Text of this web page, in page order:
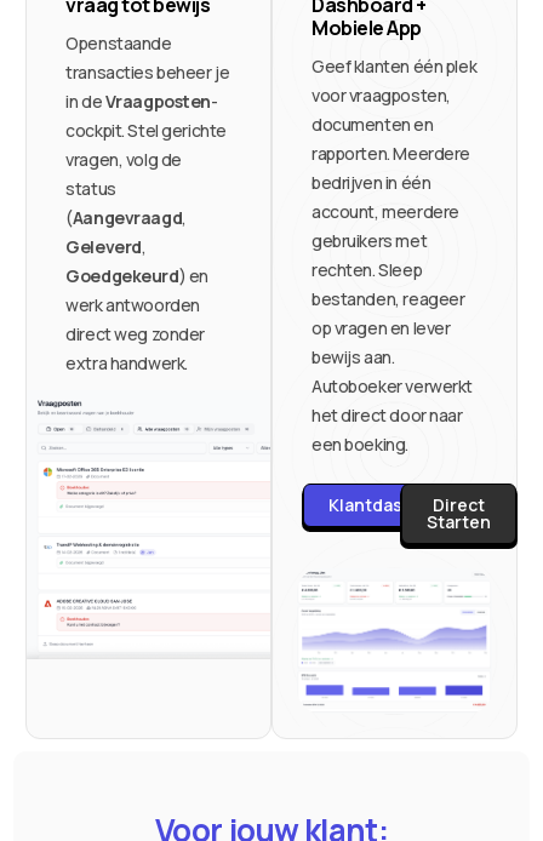
Openstaande
transacties beheer je
in deVraagposten-
cockpit. Stel gerichte
vragen, volg de
status
(Aangevraagd,
Geleverd,
Goedgekeurd) en
werk antwoorden
direct weg zonder
extra handwerk.
Mobiele App
Geef klanten één plek
voor vraagposten,
documenten en
rapporten. Meerdere
bedrijven in één
account, meerdere
gebruikers met
rechten. Sleep
bestanden, reageer
op vragen en lever
bewijs aan.
Autoboeker verwerkt
het direct door naar
een boeking.
Klantdashboard
Direct
Starten
Voor jouw klant: